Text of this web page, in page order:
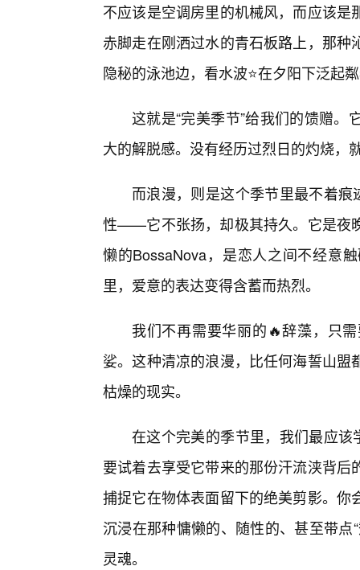
不应该是空调房里的机械风，而应该
赤脚走在刚洒过水的青石板路上，那
隐秘的泳池边，看水波⭐在夕阳下泛起
这就是“完美季节”给我们的馈赠
大的解脱感。没有经历过烈日的灼烧，
而浪漫，则是这个季节里最不着痕
性——它不张扬，却极其持久。它是夜
懒的BossaNova，是恋人之间不经意
里，爱意的表达变得含蓄而热烈。
我们不再需要华丽的🔥辞藻，只
娑。这种清凉的浪漫，比任何海誓山
枯燥的现实。
在这个完美的季节里，我们最应该
要试着去享受它带来的那份汗流浃背
捕捉它在物体表面留下的绝美剪影。
沉浸在那种慵懒的、随性的、甚至带
灵魂。